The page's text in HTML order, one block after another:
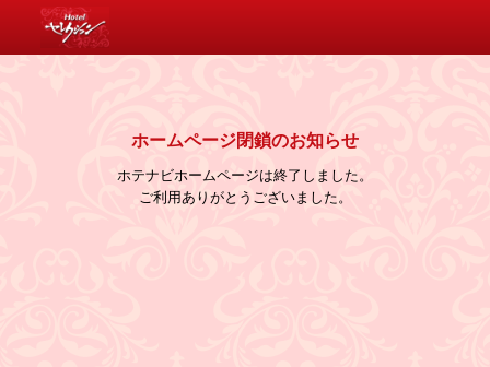
消費税について
ホームページ閉鎖のお知らせ
ホテナビホームページは終了しました。
ご利用ありがとうございました。